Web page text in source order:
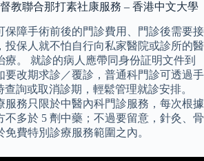
教聯合那打素社康服務 – 香港中文大學
保障手術前後的門診費用、門診後需要接
投保人就不怕自行向私家醫院或診所的醫
療。 就診的病人應帶同身份証明文件到
要改期求診／覆診，普通科門診可透過手
詢或取消診期，輕鬆管理就診安排。
服務只限於中醫內科門診服務，每次根據
不多於 5 劑中藥；不過要留意，針灸、骨
費特別診療服務範圍之內。